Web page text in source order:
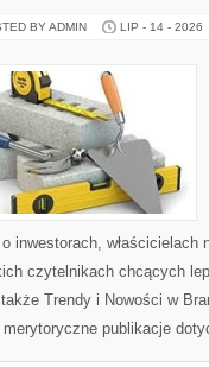
BY ADMIN LIP - 14 - 2026
inwestorach,
czytelnikach chcących
Trendy i Nowości w
publikacje